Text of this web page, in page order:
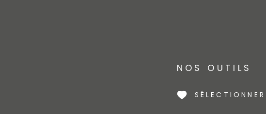
NOS OUTILS
SÉLECTIONNER